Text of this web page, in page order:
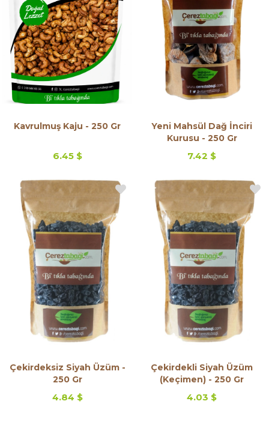
Kavrulmuş Kaju - 250 Gr
6.45 $
Yeni Mahsül Dağ İnciri
Kurusu - 250 Gr
7.42 $
Çekirdeksiz Siyah Üzüm -
250 Gr
4.84 $
Çekirdekli Siyah Üzüm
(Keçimen) - 250 Gr
4.03 $